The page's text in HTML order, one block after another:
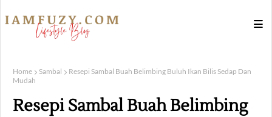
Home Sambal
Resepi Sambal Buah Belimbing Buluh Ikan Bilis Sedap Dan
Mudah
Resepi Sambal Buah Belimbing